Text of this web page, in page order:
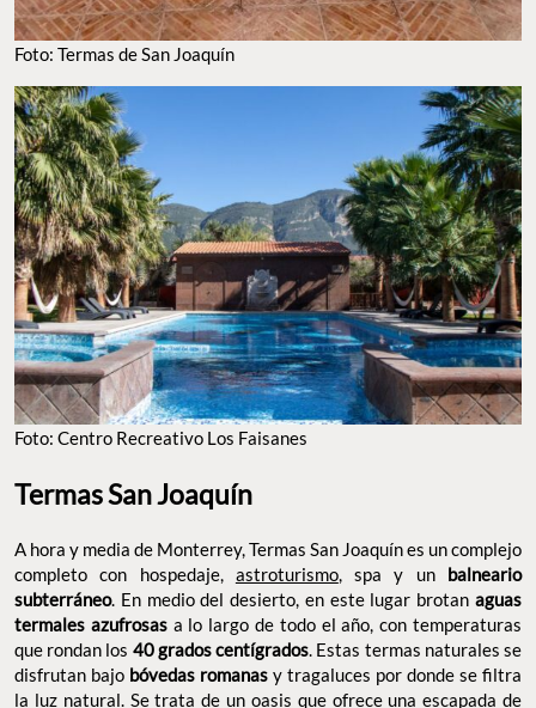
Foto: Termas de San Joaquín
Foto: Centro Recreativo Los Faisanes
Termas San Joaquín
A hora y media de Monterrey, Termas San Joaquín es un complejo
completo con hospedaje, astroturismo, spa y un balneario
subterráneo. En medio del desierto, en este lugar brotan aguas
termales azufrosasa lo largo de todo el año, con temperaturas
que rondan los 40 grados centígrados. Estas termas naturales se
disfrutan bajo bóvedas romanas y tragaluces por donde se filtra
la luz natural. Se trata de un oasis que ofrece una escapada de